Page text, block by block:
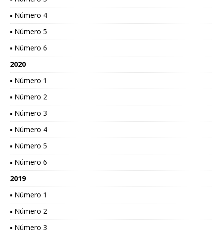
▪ Número 4
▪ Número 5
▪ Número 6
2020
▪ Número 1
▪ Número 2
▪ Número 3
▪ Número 4
▪ Número 5
▪ Número 6
2019
▪ Número 1
▪ Número 2
▪ Número 3